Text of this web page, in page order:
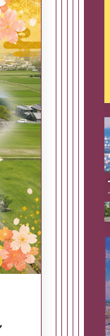
民だより奈良」
良県政策集